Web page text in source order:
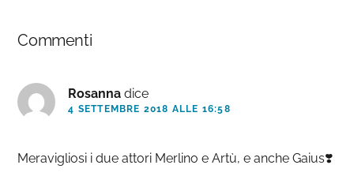
del
lettore
Commenti
Rosanna dice
4 SETTEMBRE 2018 ALLE 16:58
Meravigliosi i due attori Merlino e Artù, e anche Gaius❣️